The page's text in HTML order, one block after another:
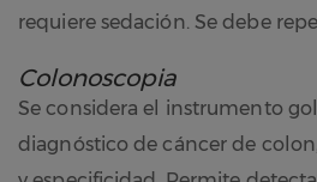
requiere sedación. Se debe
Colonoscopia
Se considera el instrumento
diagnóstico de cáncer de